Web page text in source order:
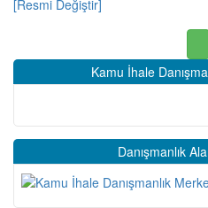
[Resmi Değiştir]
Kamu İhale
Danışmanlık